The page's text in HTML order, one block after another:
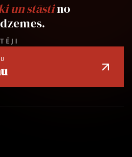
un stāstino